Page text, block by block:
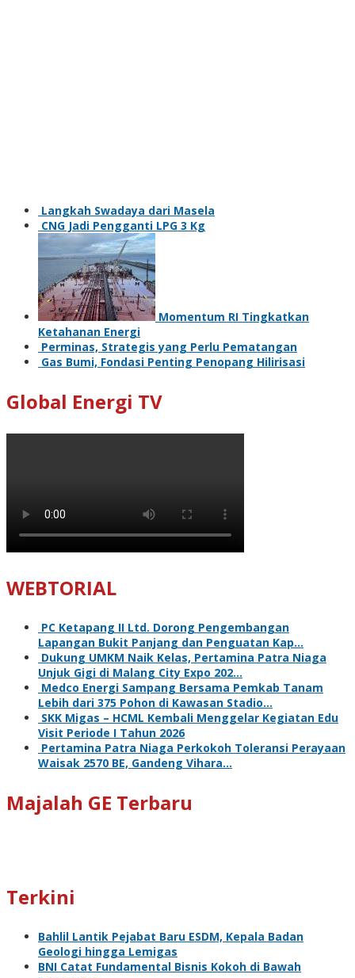
Langkah Swadaya dari Masela
CNG Jadi Pengganti LPG 3 Kg
Momentum RI Tingkatkan
Ketahanan Energi
Perminas, Strategis yang Perlu Pematangan
Gas Bumi, Fondasi Penting Penopang Hilirisasi
Global Energi TV
WEBTORIAL
PC Ketapang II Ltd. Dorong Pengembangan
Lapangan Bukit Panjang dan Penguatan Kap…
Dukung UMKM Naik Kelas, Pertamina Patra Niaga
Unjuk Gigi di Malang City Expo 202…
Medco Energi Sampang Bersama Pemkab Tanam
Lebih dari 375 Pohon di Kawasan Stadio…
SKK Migas – HCML Kembali Menggelar Kegiatan Edu
Visit Periode I Tahun 2026
Pertamina Patra Niaga Perkokoh Toleransi Perayaan
Waisak 2570 BE, Gandeng Vihara…
Majalah GE Terbaru
Terkini
Bahlil Lantik Pejabat Baru ESDM, Kepala Badan
Geologi hingga Lemigas
BNI Catat Fundamental Bisnis Kokoh di Bawah